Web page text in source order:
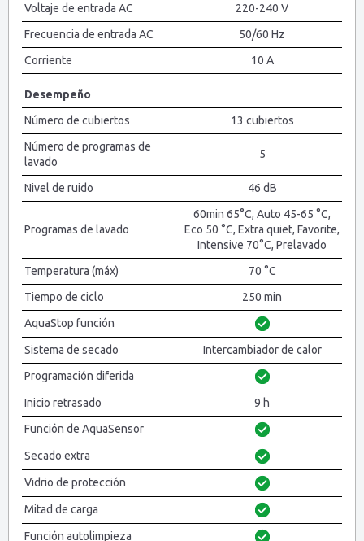
Voltaje de entrada AC
220-240 V
Frecuencia de entrada AC
50/60 Hz
Corriente
10 A
Desempeño
Número de cubiertos
13 cubiertos
Número de programas de
lavado
5
Nivel de ruido 46 dB
Programas de lavado
60min 65°C, Auto 45-65 °C,
Eco 50 °C, Extra quiet, Favorite,
Intensive 70°C, Prelavado
Temperatura (máx)
70 °C
Tiempo de ciclo
250 min
AquaStop función
Sistema de secado
Intercambiador de calor
Programación diferida
Inicio retrasado
9 h
Función de AquaSensor
Secado extra
Vidrio de protección
Mitad de carga
Función autolimpieza